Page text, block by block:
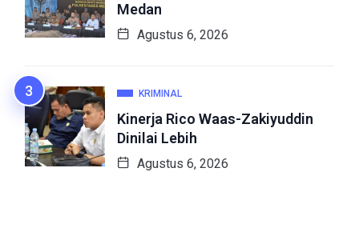
Medan
Agustus 6, 2026
KRIMINAL
Kinerja Rico Waas-Zakiyuddin
Dinilai Lebih
Agustus 6, 2026